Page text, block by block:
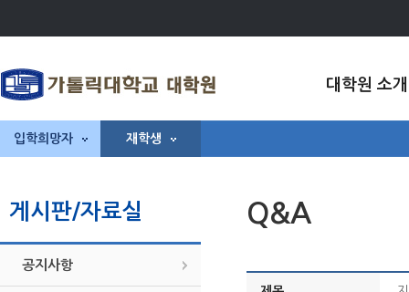
대학원 소개
입학희망자 재학생
게시판/자료실
공지사항
Q&A